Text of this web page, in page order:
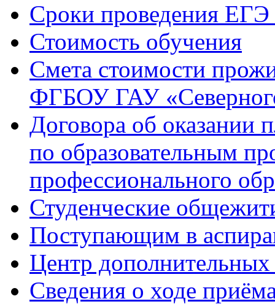
Сроки проведения ЕГЭ
Стоимость обучения
Смета стоимости
ФГБОУ ГАУ
Договора об оказании
по образовательным
профессионального
Студенческие
Поступающим в
Центр дополнительных
Сведения о ходе